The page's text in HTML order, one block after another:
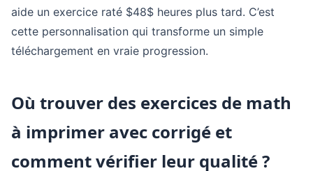
aide un exercice raté $48$ heures plus tard. C’est
cette personnalisation qui transforme un simple
téléchargement en vraie progression.
Où trouver des exercices de math
à imprimer avec corrigé et
comment vérifier leur qualité ?